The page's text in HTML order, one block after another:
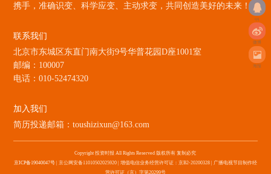
qq
微博
海报
携手，准确识变、科学应变、主动求变，共同创造美好的未来！
联系我们
北京市东城区东直门南大街9号华普花园D座1001室
邮编：100007
电话：010-52474320
加入我们
简历投递邮箱：toushizixun@163.com
Copyright 投资时报 All Rights Reserved 版权所有 复制必究
京ICP备19040047号| 京公网安备11010502025920 | 增值电信业务经营许可证：京B2-20200328 | 广播电视节目制作经
营许可证（京）字第20299号